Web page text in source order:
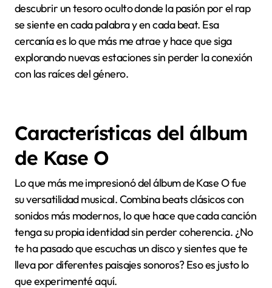
descubrir un tesoro oculto donde la pasión por el rap
se siente en cada palabra y en cada beat. Esa
cercanía es lo que más me atrae y hace que siga
explorando nuevas estaciones sin perder la conexión
con las raíces del género.
Características del álbum